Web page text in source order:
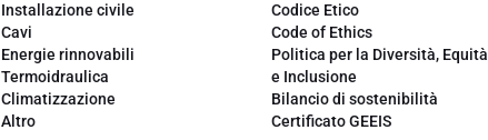
Installazione civile
Cavi
Energie rinnovabili
Termoidraulica
Climatizzazione
Altro
Codice Etico
Code of Ethics
Politica per la Diversità, Equità
e Inclusione
Bilancio di sostenibilità
Certificato GEEIS